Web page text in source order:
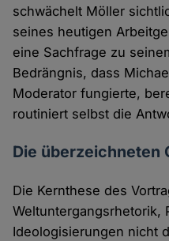
schwächelt Möller
seines heutigen
eine Sachfrage zu
Bedrängnis, dass
Moderator fungierte,
routiniert selbst die
Die überzeichneten
Die Kernthese des
Weltuntergangsrhetorik,
Ideologisierungen nicht